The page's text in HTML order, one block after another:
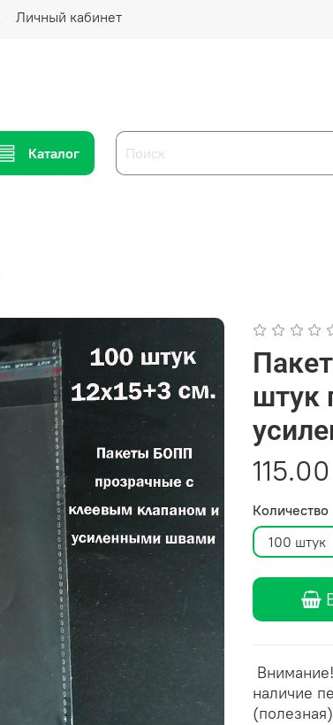
Личный кабинет
Каталог
штук
Количество
100 штук
наличие